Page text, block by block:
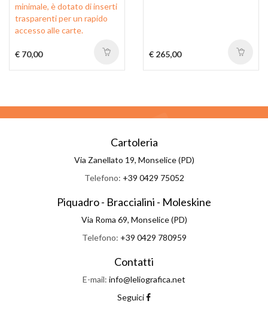
minimale, è dotato di inserti
trasparenti per un rapido
accesso alle carte.
€ 70,00 € 265,00
Cartoleria
Via Zanellato 19, Monselice (PD)
Telefono: +39 0429 75052
Piquadro - Braccialini - Moleskine
Via Roma 69, Monselice (PD)
Telefono: +39 0429 780959
Contatti
E-mail: info@leliografica.net
Seguici